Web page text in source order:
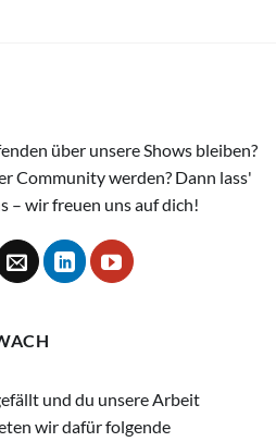
über unsere Shows bleiben?
Community werden? Dann lass'
– wir freuen uns auf dich!
und du unsere Arbeit
wir dafür folgende